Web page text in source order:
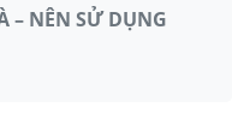
– NÊN SỬ DỤNG